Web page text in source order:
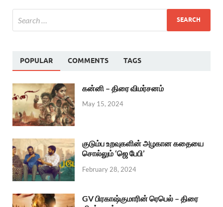
POPULAR COMMENTS TAGS
கன்னி – திரை விமர்சனம்
May 15, 2024
குடும்ப உறவுகளின் அழகான கதையை
சொல்லும் ‘ஜெ பேபி’
February 28, 2024
GV பிரகாஷ்குமாரின் ரெபெல் – திரை